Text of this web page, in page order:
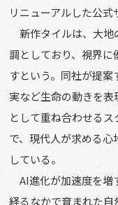
リニューアルした公式
新作タイルは、大地
調としており、視界
すという。同社が提
実など生命の動きを表
として重ね合わせる
で、現代人が求める
している。
AI進化が加速度を増
経るなかで育まれた